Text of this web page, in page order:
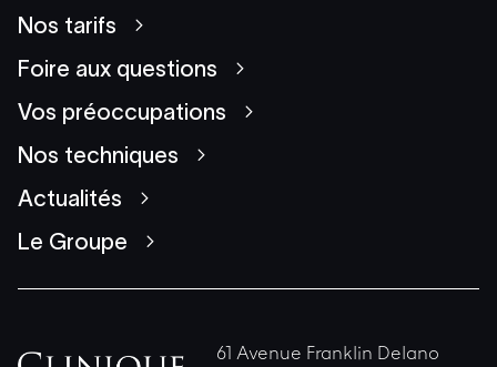
Nos tarifs
Foire aux questions
Vos préoccupations
Nos techniques
Actualités
Le Groupe
61 Avenue Franklin Delano